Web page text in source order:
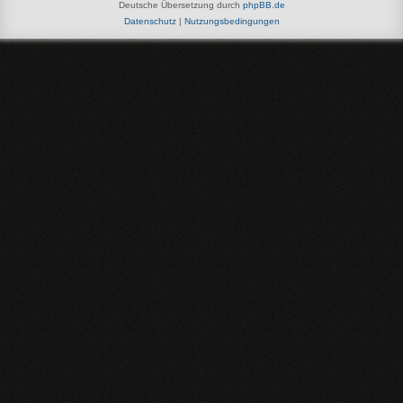
Deutsche Übersetzung durch phpBB.de
Datenschutz| Nutzungsbedingungen